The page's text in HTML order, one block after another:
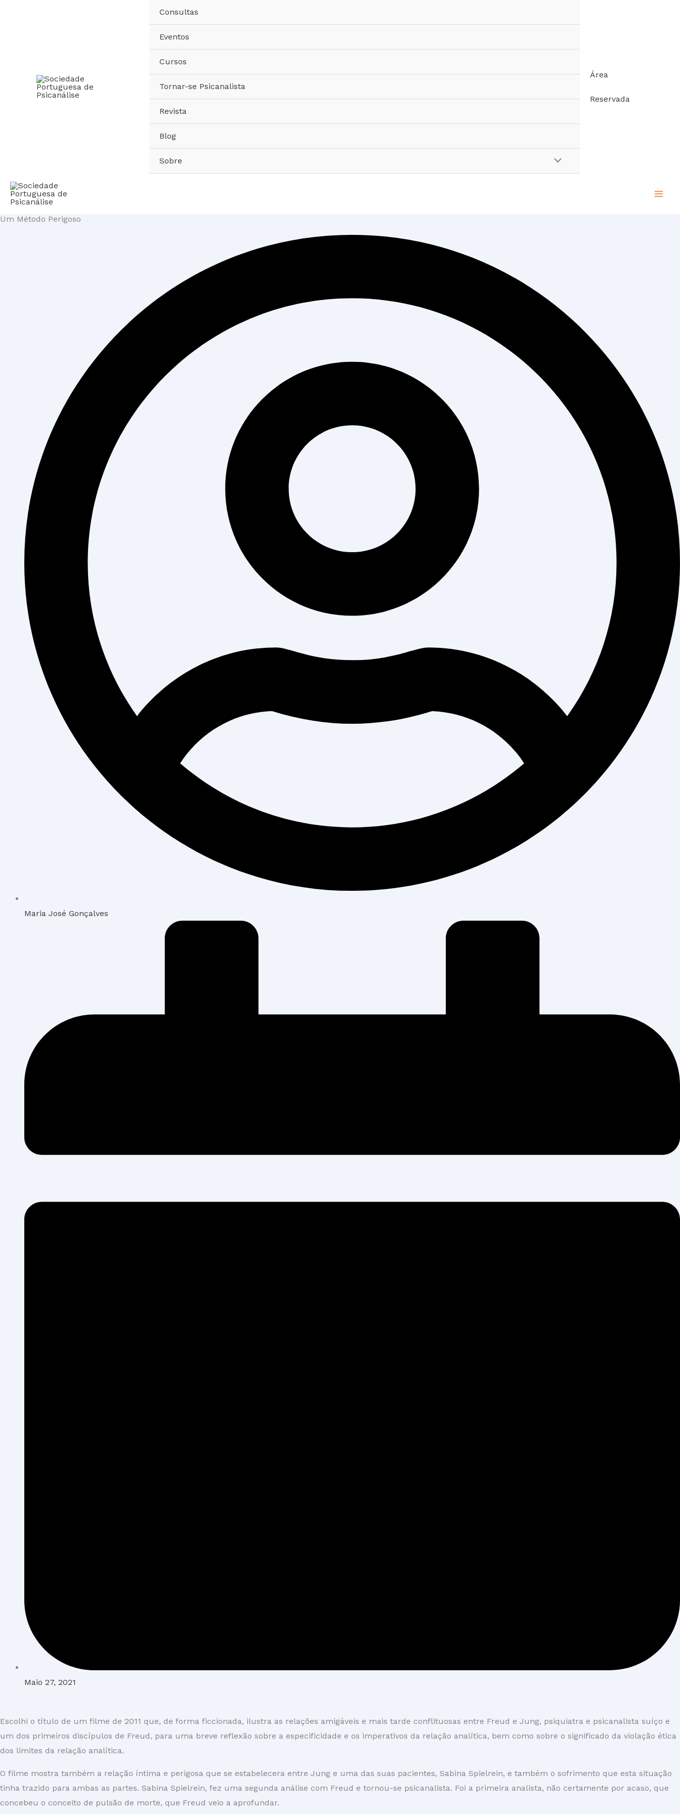
Consultas
Eventos
Cursos
Tornar-se Psicanalista
Revista
Blog
Sobre
Área
Reservada
Um Método Perigoso
Maria José Gonçalves
Maio 27, 2021
Escolhi o título de um filme de 2011 que, de forma ficcionada, ilustra as relações amigáveis e mais tarde conflituosas entre Freud e Jung, psiquiatra e psicanalista suíço e
um dos primeiros discípulos de Freud, para uma breve reflexão sobre a especificidade e os imperativos da relação analítica, bem como sobre o significado da violação ética
dos limites da relação analítica.
O filme mostra também a relação íntima e perigosa que se estabelecera entre Jung e uma das suas pacientes, Sabina Spielrein, e também o sofrimento que esta situação
tinha trazido para ambas as partes. Sabina Spielrein, fez uma segunda análise com Freud e tornou-se psicanalista. Foi a primeira analista, não certamente por acaso, que
concebeu o conceito de pulsão de morte, que Freud veio a aprofundar.